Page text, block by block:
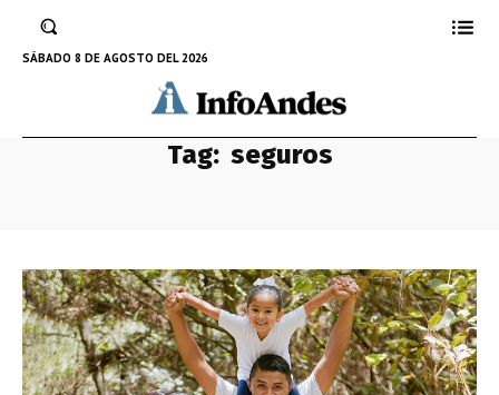
SÁBADO 8 DE AGOSTO DEL 2026
Tag: seguros